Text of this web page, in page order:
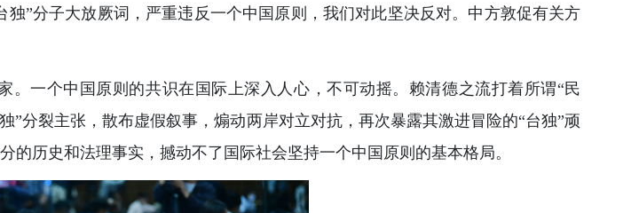
”分子大放厥词，严重违反一个中国原则，我们对此坚决反对。中方敦促有关方
一个中国原则的共识在国际上深入人心，不可动摇。赖清德之流打着所谓“民
分裂主张，散布虚假叙事，煽动两岸对立对抗，再次暴露其激进冒险的“台独”顽
历史和法理事实，撼动不了国际社会坚持一个中国原则的基本格局。